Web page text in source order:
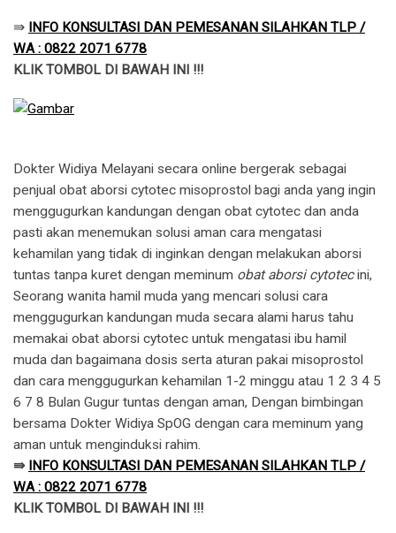
​⇛ INFO KONSULTASI DAN PEMESANAN SILAHKAN TLP /
WA : 0822 2071 6778
KLIK TOMBOL DI BAWAH INI !!!
Dokter Widiya Melayani secara online bergerak sebagai
penjual obat aborsi cytotec misoprostol bagi anda yang ingin
menggugurkan kandungan dengan obat cytotec dan anda
pasti akan menemukan solusi aman cara mengatasi
kehamilan yang tidak di inginkan dengan melakukan aborsi
tuntas tanpa kuret dengan meminum obat aborsi cytotecini,
Seorang wanita hamil muda yang mencari solusi cara
menggugurkan kandungan muda secara alami harus tahu
memakai obat aborsi cytotec untuk mengatasi ibu hamil
muda dan bagaimana dosis serta aturan pakai misoprostol
dan cara menggugurkan kehamilan 1-2 minggu atau 1 2 3 4 5
6 7 8 Bulan Gugur tuntas dengan aman, Dengan bimbingan
bersama Dokter Widiya SpOG dengan cara meminum yang
aman untuk menginduksi rahim.
⇛ INFO KONSULTASI DAN PEMESANAN SILAHKAN TLP /
WA : 0822 2071 6778
KLIK TOMBOL DI BAWAH INI !!!